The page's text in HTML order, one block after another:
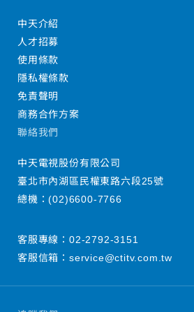
中天介紹
人才招募
使用條款
隱私權條款
免責聲明
商務合作方案
聯絡我們
中天電視股份有限公司
臺北市內湖區民權東路六段25號
總機：(02)6600-7766
客服專線： 02-2792-3151
客服信箱： service@ctitv.com.tw